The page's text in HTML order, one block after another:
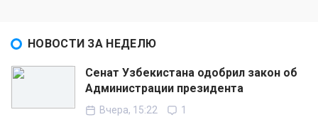
НОВОСТИ ЗА НЕДЕЛЮ
Сенат Узбекистана одобрил закон об
Администрации президента
Вчера, 15:22 1